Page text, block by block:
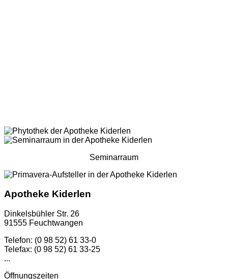
Seminarraum
Apotheke Kiderlen
Dinkelsbühler Str. 26
91555 Feuchtwangen
Telefon: (0 98 52) 61 33-0
Telefax: (0 98 52) 61 33-25
...
Öffnungszeiten